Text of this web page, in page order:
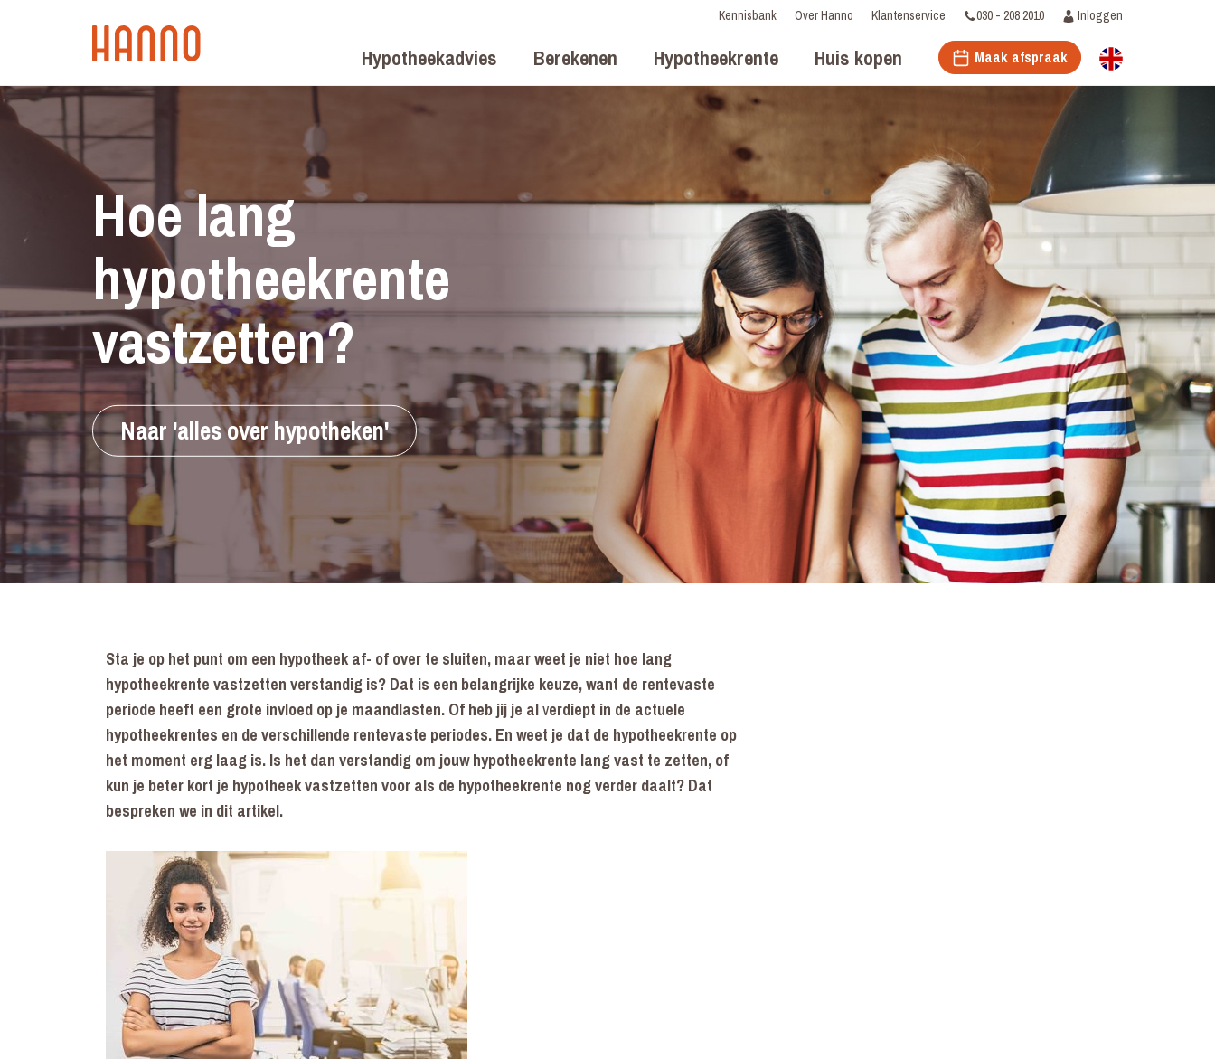
Kennisbank Over Hanno Klantenservice 030 - 208 2010 Inloggen
Hypotheekadvies Berekenen Hypotheekrente Huis kopen Maak afspraak
Hoe lang
hypotheekrente
vastzetten?
Naar 'alles over hypotheken'
Sta je op het punt om een hypotheek af- of over te sluiten, maar weet je niet hoe lang
hypotheekrente vastzetten verstandig is? Dat is een belangrijke keuze, want de rentevaste
periode heeft een grote invloed op je maandlasten. Of heb jij je alverdiept in de actuele
hypotheekrentes en de verschillende rentevaste periodes. En weet je dat de hypotheekrente op
het moment erg laag is. Is het dan verstandig om jouw hypotheekrente lang vast te zetten, of
kun je beter kort je hypotheek vastzetten voor als de hypotheekrente nog verder daalt? Dat
bespreken we in dit artikel.